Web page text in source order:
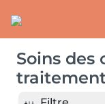
Soins des